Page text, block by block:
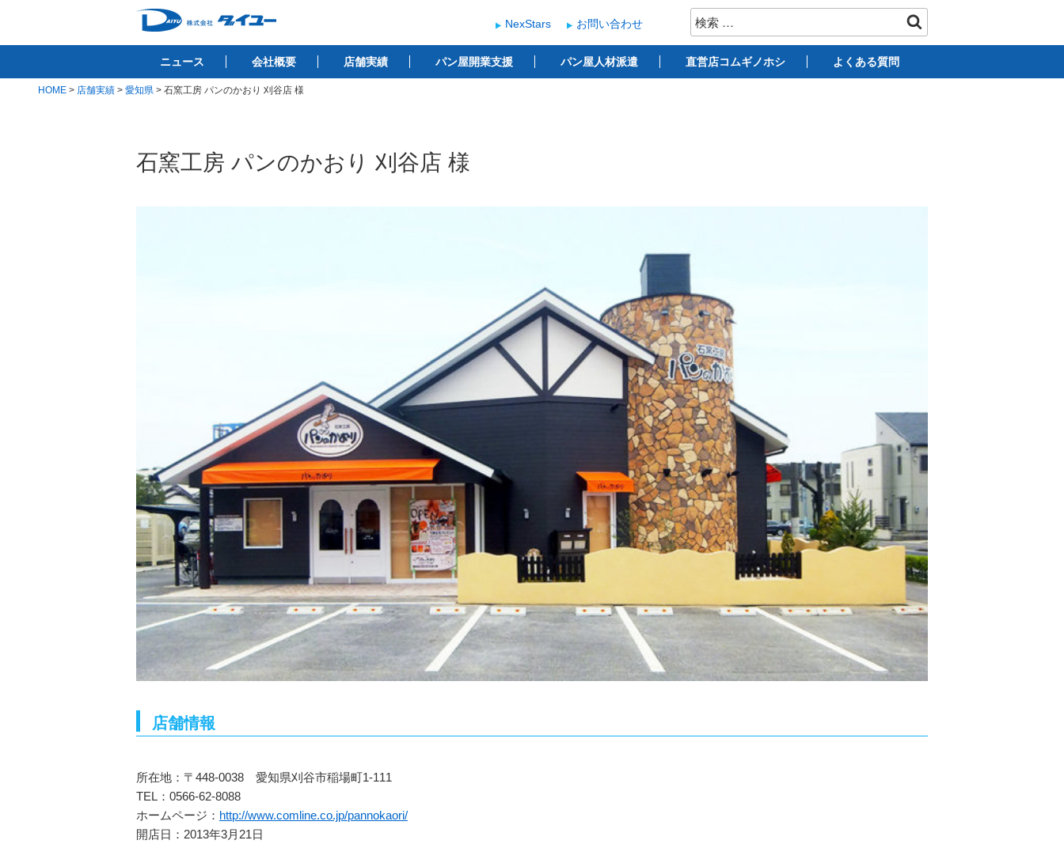
テ
株式会社ダイユー
1200件以上の開業サポート実績！！ ベーカリー開業支援
検
索:
NexStars お問い合わせ
ニュース 会社概要 店舗実績 パン屋開業支援 パン屋人材派遣 直営店コムギノホシ よくある質問
HOME > 店舗実績 > 愛知県 > 石窯工房 パンのかおり 刈谷店 様
石窯工房 パンのかおり 刈谷店 様
店舗情報
所在地：〒448-0038 愛知県刈谷市稲場町1-111
TEL：0566-62-8088
ホームページ： http://www.comline.co.jp/pannokaori/
開店日：2013年3月21日